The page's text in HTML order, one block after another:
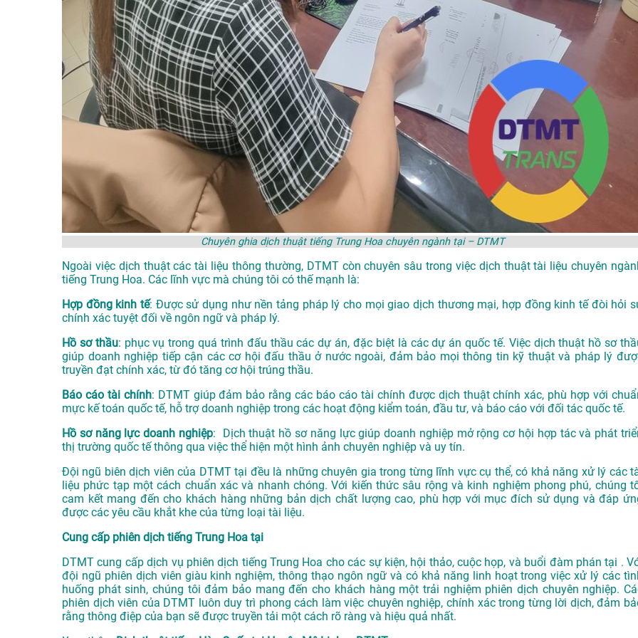
Chuyên ghia dịch thuật tiếng Trung Hoa chuyên ngành tại – DTMT
Ngoài việc dịch thuật các tài liệu thông thường, DTMT còn chuyên sâu trong việc dịch thuật tài liệu chuyên
tiếng Trung Hoa. Các lĩnh vực mà chúng tôi có thế mạnh là:
Hợp đồng kinh tế: Được sử dụng như nền tảng pháp lý cho mọi giao dịch thương mại, hợp đồng kinh tế đòi hỏi
chính xác tuyệt đối về ngôn ngữ và pháp lý.
Hồ sơ thầu: phục vụ trong quá trình đấu thầu các dự án, đặc biệt là các dự án quốc tế. Việc dịch thuật hồ sơ
giúp doanh nghiệp tiếp cận các cơ hội đấu thầu ở nước ngoài, đảm bảo mọi thông tin kỹ thuật và pháp lý
truyền đạt chính xác, từ đó tăng cơ hội trúng thầu.
Báo cáo tài chính: DTMT giúp đảm bảo rằng các báo cáo tài chính được dịch thuật chính xác, phù hợp với
mực kế toán quốc tế, hỗ trợ doanh nghiệp trong các hoạt động kiểm toán, đầu tư, và báo cáo với đối tác quốc tế.
Hồ sơ năng lực doanh nghiệp: Dịch thuật hồ sơ năng lực giúp doanh nghiệp mở rộng cơ hội hợp tác và phát
thị trường quốc tế thông qua việc thể hiện một hình ảnh chuyên nghiệp và uy tín.
Đội ngũ biên dịch viên của DTMT tại đều là những chuyên gia trong từng lĩnh vực cụ thể, có khả năng xử lý các
liệu phức tạp một cách chuẩn xác và nhanh chóng. Với kiến thức sâu rộng và kinh nghiệm phong phú, chúng
cam kết mang đến cho khách hàng những bản dịch chất lượng cao, phù hợp với mục đích sử dụng và đáp
được các yêu cầu khắt khe của từng loại tài liệu.
Cung cấp phiên dịch tiếng Trung Hoa tại
DTMT cung cấp dịch vụ phiên dịch tiếng Trung Hoa cho các sự kiện, hội thảo, cuộc họp, và buổi đàm phán tại .
đội ngũ phiên dịch viên giàu kinh nghiệm, thông thạo ngôn ngữ và có khả năng linh hoạt trong việc xử lý các
huống phát sinh, chúng tôi đảm bảo mang đến cho khách hàng một trải nghiệm phiên dịch chuyên nghiệp.
phiên dịch viên của DTMT luôn duy trì phong cách làm việc chuyên nghiệp, chính xác trong từng lời dịch, đảm
rằng thông điệp của bạn sẽ được truyền tải một cách rõ ràng và hiệu quả nhất.